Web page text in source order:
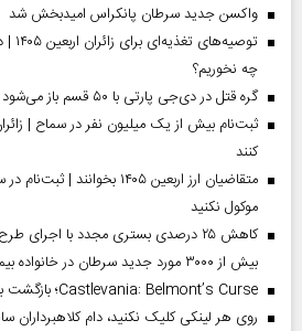
واکسن جدید سرطان پانکراس امیدبخش شد
چه نخوریم؟
گره قتل در دی‌جی پارتی با ۵۰ قسم باز می‌شود
ثبت‌نام بیش از یک میلیون نفر در سماح |
کنند
متقاضیان ارز اربعین ۱۴۰۵
موکول نکنید
کاهش ۲۵ درصدی بستری مجدد با اجرای
بیش از ۳۰۰۰ مورد جدید سرطان در خانواده بیماران
Castlevania: Belmont’s Curse؛ بازگشت باشکوه شکارچیان خون‌آشام
روی هر لینکی کلیک نکنید، دام